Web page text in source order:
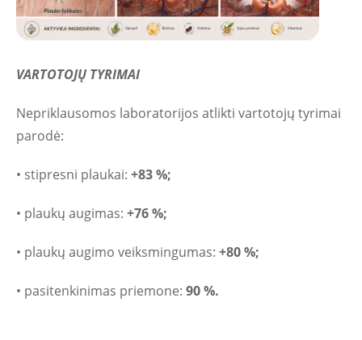
VARTOTOJŲ TYRIMAI
Nepriklausomos laboratorijos atlikti vartotojų tyrimai
parodė:
• stipresni plaukai: +83 %;
• plaukų augimas: +76 %;
• plaukų augimo veiksmingumas: +80 %;
• pasitenkinimas priemone: 90 %.